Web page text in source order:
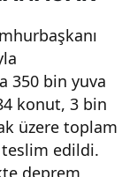
350 bin yuva
konut, 3 bin
üzere toplam
teslim edildi.
deprem